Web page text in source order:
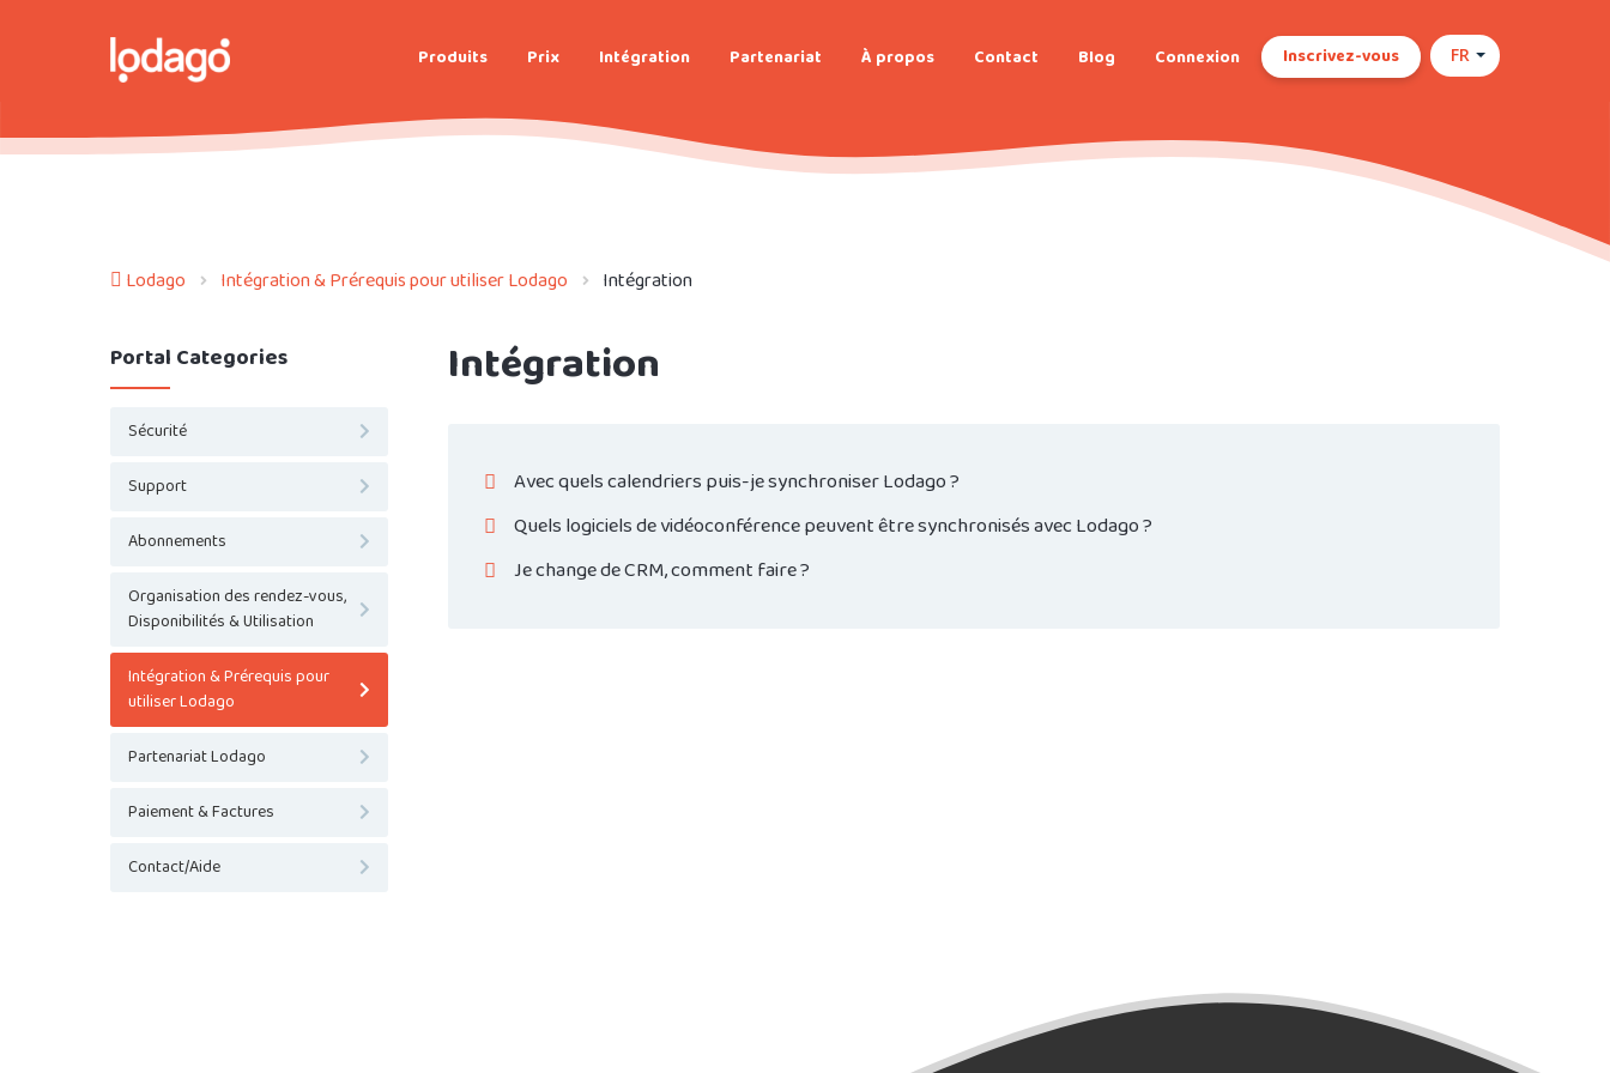
Produits Prix Intégration Partenariat À propos Contact Blog Connexion Inscrivez-vous FR
Lodago Intégration & Prérequis pour utiliser Lodago Intégration
Portal Categories
Sécurité
Support
Abonnements
Organisation des rendez-vous,
Disponibilités & Utilisation
Intégration & Prérequis pour
utiliser Lodago
Partenariat Lodago
Paiement & Factures
Contact/Aide
Intégration
Avec quels calendriers puis-je synchroniser Lodago ?
Quels logiciels de vidéoconférence peuvent être synchronisés avec Lodago ?
Je change de CRM, comment faire ?